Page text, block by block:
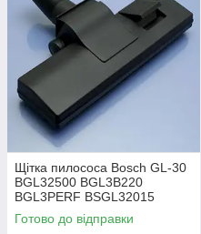
Щітка пилососа Bosch GL-30
BGL32500 BGL3B220
BGL3PERF BSGL32015
BSGL32030 BSGL3210RU
BSGL32383 BSGL32500
Готово до відправки